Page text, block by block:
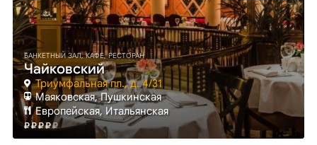
БАНКЕТНЫЙ ЗАЛ, КАФЕ, РЕСТОРАН
Чайковский
Триумфальная пл., д. 4/31
Маяковская, Пушкинская
Европейская, Итальянская